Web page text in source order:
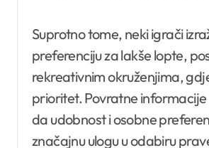
Suprotno tome, neki igrači
preferenciju za lakše lopte,
rekreativnim okruženjima,
prioritet. Povratne informacije
da udobnost i osobne
značajnu ulogu u odabiru